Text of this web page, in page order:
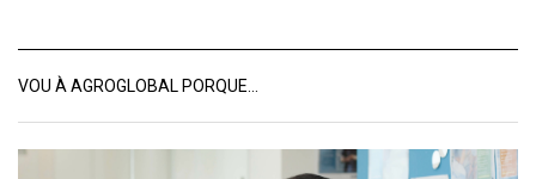
VOU À AGROGLOBAL PORQUE…